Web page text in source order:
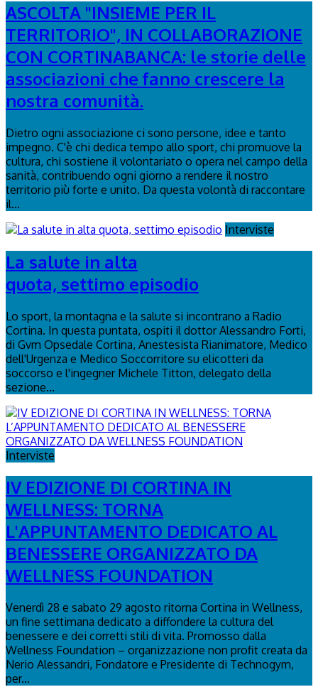
ASCOLTA "INSIEME PER IL
TERRITORIO", IN COLLABORAZIONE
CON CORTINABANCA: le storie delle
associazioni che fanno crescere la
nostra comunità.
Dietro ogni associazione ci sono persone, idee e tanto
impegno. C'è chi dedica tempo allo sport, chi promuove la
cultura, chi sostiene il volontariato o opera nel campo della
sanità, contribuendo ogni giorno a rendere il nostro
territorio più forte e unito. Da questa volontà di raccontare
il...
Interviste
La salute in alta
quota, settimo episodio
Lo sport, la montagna e la salute si incontrano a Radio
Cortina. In questa puntata, ospiti il dottor Alessandro Forti,
di Gvm Opsedale Cortina, Anestesista Rianimatore, Medico
dell'Urgenza e Medico Soccorritore su elicotteri da
soccorso e l'ingegner Michele Titton, delegato della
sezione...
Interviste
IV EDIZIONE DI CORTINA IN
WELLNESS: TORNA
L'APPUNTAMENTO DEDICATO AL
BENESSERE ORGANIZZATO DA
WELLNESS FOUNDATION
Venerdì 28 e sabato 29 agosto ritorna Cortina in Wellness,
un fine settimana dedicato a diffondere la cultura del
benessere e dei corretti stili di vita. Promosso dalla
Wellness Foundation – organizzazione non profit creata da
Nerio Alessandri, Fondatore e Presidente di Technogym,
per...